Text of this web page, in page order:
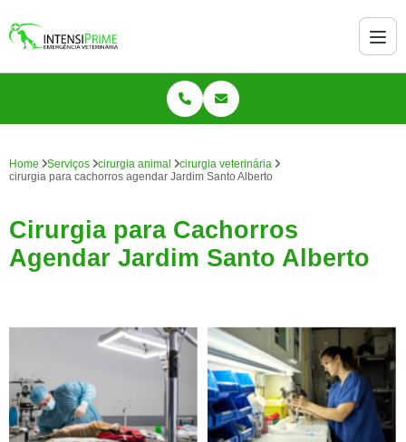
Home Serviços cirurgia animal
cirurgia veterinária
cirurgia para cachorros agendar Jardim Santo Alberto
Cirurgia para Cachorros
Agendar Jardim Santo Alberto